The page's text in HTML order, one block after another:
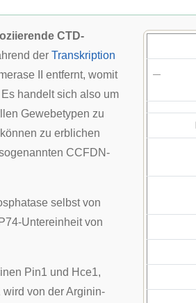
—
CTD-
der Transkription
II
entfernt, womit
handelt sich also um
Gewebetypen zu
können zu erblichen
CCFDN-
selbst von
Untereinheit von
Pin1 und Hce1,
wird von derArginin-